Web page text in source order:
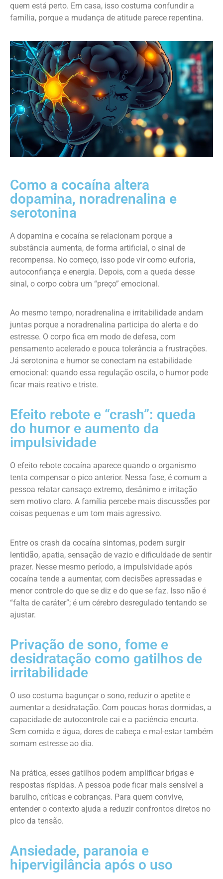
quem está perto. Em casa, isso costuma confundir a
família, porque a mudança de atitude parece repentina.
Como a cocaína altera
dopamina, noradrenalina e
serotonina
A dopamina e cocaína se relacionam porque a
substância aumenta, de forma artificial, o sinal de
recompensa. No começo, isso pode vir como euforia,
autoconfiança e energia. Depois, com a queda desse
sinal, o corpo cobra um “preço” emocional.
Ao mesmo tempo, noradrenalina e irritabilidade andam
juntas porque a noradrenalina participa do alerta e do
estresse. O corpo fica em modo de defesa, com
pensamento acelerado e pouca tolerância a frustrações.
Já serotonina e humor se conectam na estabilidade
emocional: quando essa regulação oscila, o humor pode
ficar mais reativo e triste.
Efeito rebote e “crash”: queda
do humor e aumento da
impulsividade
O efeito rebote cocaína aparece quando o organismo
tenta compensar o pico anterior. Nessa fase, é comum a
pessoa relatar cansaço extremo, desânimo e irritação
sem motivo claro. A família percebe mais discussões por
coisas pequenas e um tom mais agressivo.
Entre os crash da cocaína sintomas, podem surgir
lentidão, apatia, sensação de vazio e dificuldade de sentir
prazer. Nesse mesmo período, a impulsividade após
cocaína tende a aumentar, com decisões apressadas e
menor controle do que se diz e do que se faz. Isso não é
“falta de caráter”; é um cérebro desregulado tentando se
ajustar.
Privação de sono, fome e
desidratação como gatilhos de
irritabilidade
O uso costuma bagunçar o sono, reduzir o apetite e
aumentar a desidratação. Com poucas horas dormidas, a
capacidade de autocontrole cai e a paciência encurta.
Sem comida e água, dores de cabeça e mal-estar também
somam estresse ao dia.
Na prática, esses gatilhos podem amplificar brigas e
respostas ríspidas. A pessoa pode ficar mais sensível a
barulho, críticas e cobranças. Para quem convive,
entender o contexto ajuda a reduzir confrontos diretos no
pico da tensão.
Ansiedade, paranoia e
hipervigilância após o uso